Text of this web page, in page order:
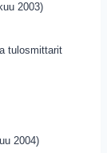
2003)
tulosmittarit
2004)